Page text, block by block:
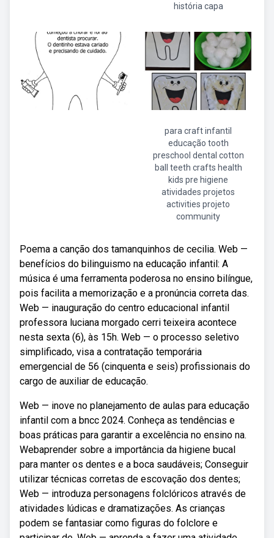
história capa
para craft infantil
educação tooth
preschool dental cotton
ball teeth crafts health
kids pre higiene
atividades projetos
activities projeto
community
Poema a canção dos tamanquinhos de cecilia. Web —
benefícios do bilinguismo na educação infantil: A
música é uma ferramenta poderosa no ensino bilíngue,
pois facilita a memorização e a pronúncia correta das.
Web — inauguração do centro educacional infantil
professora luciana morgado cerri teixeira acontece
nesta sexta (6), às 15h. Web — o processo seletivo
simplificado, visa a contratação temporária
emergencial de 56 (cinquenta e seis) profissionais do
cargo de auxiliar de educação.
Web — inove no planejamento de aulas para educação
infantil com a bncc 2024. Conheça as tendências e
boas práticas para garantir a excelência no ensino na.
Webaprender sobre a importância da higiene bucal
para manter os dentes e a boca saudáveis; Conseguir
utilizar técnicas corretas de escovação dos dentes;
Web — introduza personagens folclóricos através de
atividades lúdicas e dramatizações. As crianças
podem se fantasiar como figuras do folclore e